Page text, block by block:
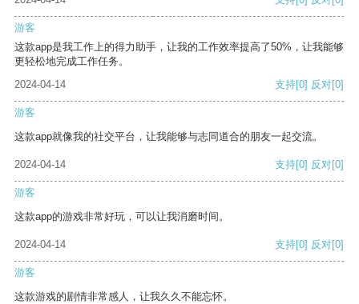
游客
这款app是我工作上的得力助手，让我的工作效率提高了50%，让我能够
更轻松地完成工作任务。
2024-04-14
支持[0] 反对[0]
游客
这款app就像我的社交平台，让我能够与志同道合的朋友一起交流。
2024-04-14 支持[0] 反对[0]
游客
这款app的游戏非常好玩，可以让我消磨时间。
2024-04-14 支持[0] 反对[0]
游客
这款游戏的剧情非常感人，让我久久不能忘怀。